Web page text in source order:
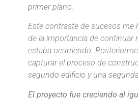
primer plano.
Este contraste de sucesos me
de la importancia de continuar
estaba ocurriendo.
capturar el proceso de
segundo edificio y una
El proyecto fue creciendo al